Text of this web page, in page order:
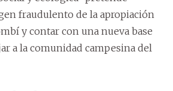
fraudulento de la apropiación
y contar con una nueva base
a la comunidad campesina del